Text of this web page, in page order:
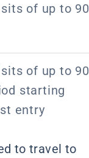
of up to 90
of up to 90
starting
entry
to travel to